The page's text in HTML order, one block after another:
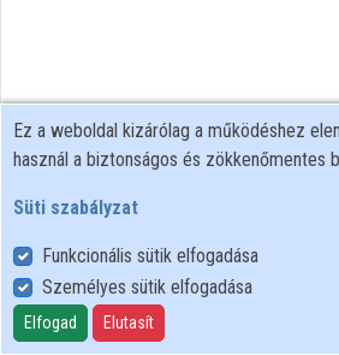
Felhasználói szabályzat
Adatkezelési tájékoztató
Süti szabályzat
Ez a weboldal kizárólag a működéshez
használ a biztonságos és zökkenőmentes
Süti szabályzat
Funkcionális sütik elfogadása
Személyes sütik elfogadása
Elfogad Elutasít